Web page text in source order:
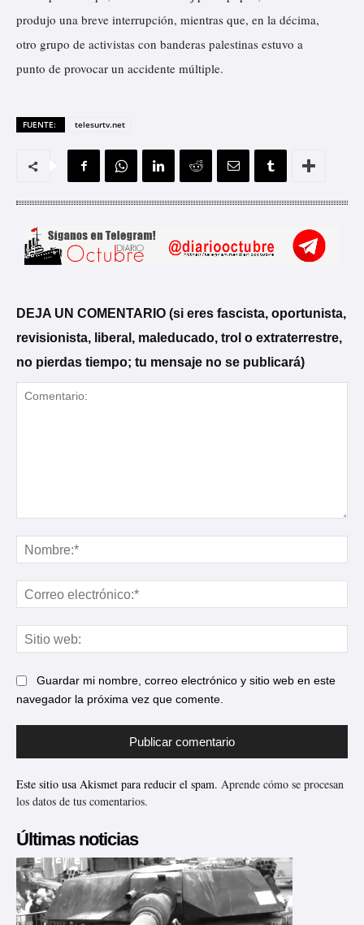
produjo una breve interrupción, mientras que, en la décima,
otro grupo de activistas con banderas palestinas estuvo a
punto de provocar un accidente múltiple.
FUENTE: telesurtv.net
DEJA UN COMENTARIO (si eres fascista, oportunista,
revisionista, liberal, maleducado, trol o extraterrestre,
no pierdas tiempo; tu mensaje no se publicará)
Guardar mi nombre, correo electrónico y sitio web en este
navegador la próxima vez que comente.
Este sitio usa Akismet para reducir el spam. Aprende cómo se procesan
los datos de tus comentarios.
Últimas noticias